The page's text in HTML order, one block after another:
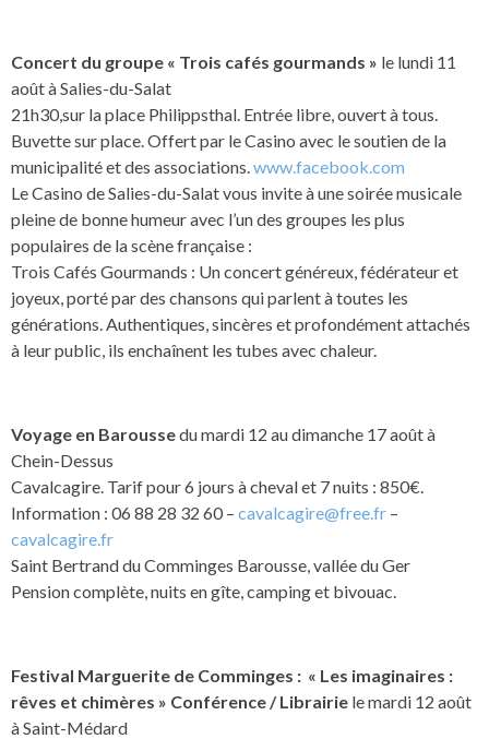
Concert du groupe « Trois cafés gourmands » le lundi 11
août à Salies-du-Salat
21h30,sur la place Philippsthal. Entrée libre, ouvert à tous.
Buvette sur place. Offert par le Casino avec le soutien de la
municipalité et des associations.www.facebook.com
Le Casino de Salies-du-Salat vous invite à une soirée musicale
pleine de bonne humeur avec l’un des groupes les plus
populaires de la scène française :
Trois Cafés Gourmands : Un concert généreux, fédérateur et
joyeux, porté par des chansons qui parlent à toutes les
générations. Authentiques, sincères et profondément attachés
à leur public, ils enchaînent les tubes avec chaleur.
Voyage en Baroussedu mardi 12 au dimanche 17 août à
Chein-Dessus
Cavalcagire. Tarif pour 6 jours à cheval et 7 nuits : 850€.
Information : 06 88 28 32 60 – cavalcagire@free.fr –
cavalcagire.fr
Saint Bertrand du Comminges Barousse, vallée du Ger
Pension complète, nuits en gîte, camping et bivouac.
Festival Marguerite de Comminges : « Les imaginaires :
rêves et chimères » Conférence / Librairie le mardi 12 août
à Saint-Médard